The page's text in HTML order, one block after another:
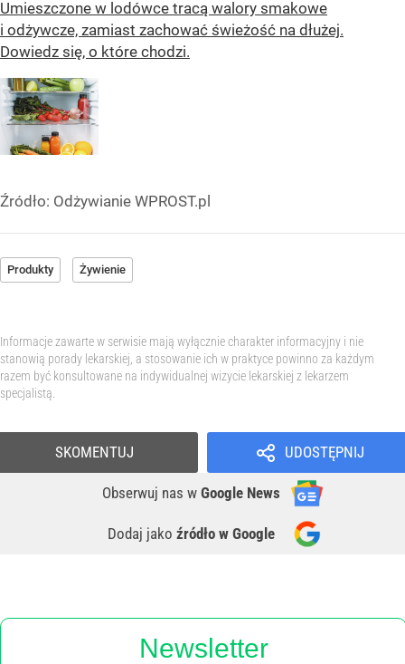
Umieszczone w lodówce tracą walory smakowe
i odżywcze, zamiast zachować świeżość na dłużej.
Dowiedz się, o które chodzi.
Źródło: Odżywianie WPROST.pl
Produkty Żywienie
Informacje zawarte w serwisie mają wyłącznie charakter informacyjny i nie
stanowią porady lekarskiej, a stosowanie ich w praktyce powinno za każdym
razem być konsultowane na indywidualnej wizycie lekarskiej z lekarzem
specjalistą.
UDOSTĘPNIJ
Obserwuj nas w Google News
Dodaj jako źródło w Google
SKOMENTUJ
Newsletter